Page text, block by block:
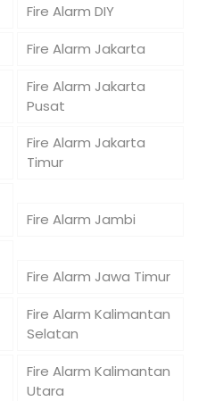
Fire Alarm DIY
Fire Alarm Jakarta
Fire Alarm Jakarta
Pusat
Fire Alarm Jakarta
Timur
Fire Alarm Jambi
Fire Alarm Jawa Timur
Fire Alarm Kalimantan
Selatan
Fire Alarm Kalimantan
Utara